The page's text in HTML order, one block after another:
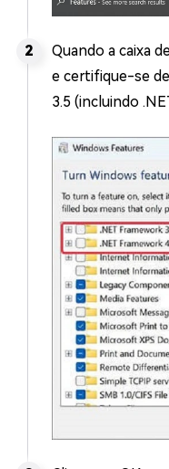
Quando a caixa
e certifique-se
3.5 (incluindo